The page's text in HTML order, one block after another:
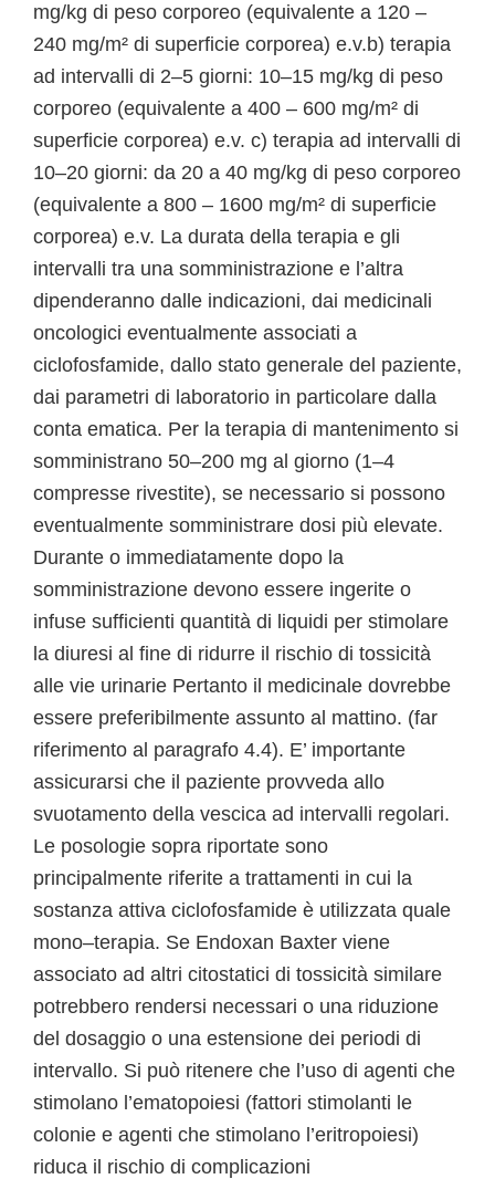
mg/kg di peso corporeo (equivalente a 120 –
240 mg/m² di superficie corporea) e.v.b) terapia
ad intervalli di 2–5 giorni: 10–15 mg/kg di peso
corporeo (equivalente a 400 – 600 mg/m² di
superficie corporea) e.v. c) terapia ad intervalli di
10–20 giorni: da 20 a 40 mg/kg di peso corporeo
(equivalente a 800 – 1600 mg/m² di superficie
corporea) e.v. La durata della terapia e gli
intervalli tra una somministrazione e l’altra
dipenderanno dalle indicazioni, dai medicinali
oncologici eventualmente associati a
ciclofosfamide, dallo stato generale del paziente,
dai parametri di laboratorio in particolare dalla
conta ematica. Per la terapia di mantenimento si
somministrano 50–200 mg al giorno (1–4
compresse rivestite), se necessario si possono
eventualmente somministrare dosi più elevate.
Durante o immediatamente dopo la
somministrazione devono essere ingerite o
infuse sufficienti quantità di liquidi per stimolare
la diuresi al fine di ridurre il rischio di tossicità
alle vie urinarie Pertanto il medicinale dovrebbe
essere preferibilmente assunto al mattino. (far
riferimento al paragrafo 4.4). E’ importante
assicurarsi che il paziente provveda allo
svuotamento della vescica ad intervalli regolari.
Le posologie sopra riportate sono
principalmente riferite a trattamenti in cui la
sostanza attiva ciclofosfamide è utilizzata quale
mono–terapia. Se Endoxan Baxter viene
associato ad altri citostatici di tossicità similare
potrebbero rendersi necessari o una riduzione
del dosaggio o una estensione dei periodi di
intervallo. Si può ritenere che l’uso di agenti che
stimolano l’ematopoiesi (fattori stimolanti le
colonie e agenti che stimolano l’eritropoiesi)
riduca il rischio di complicazioni